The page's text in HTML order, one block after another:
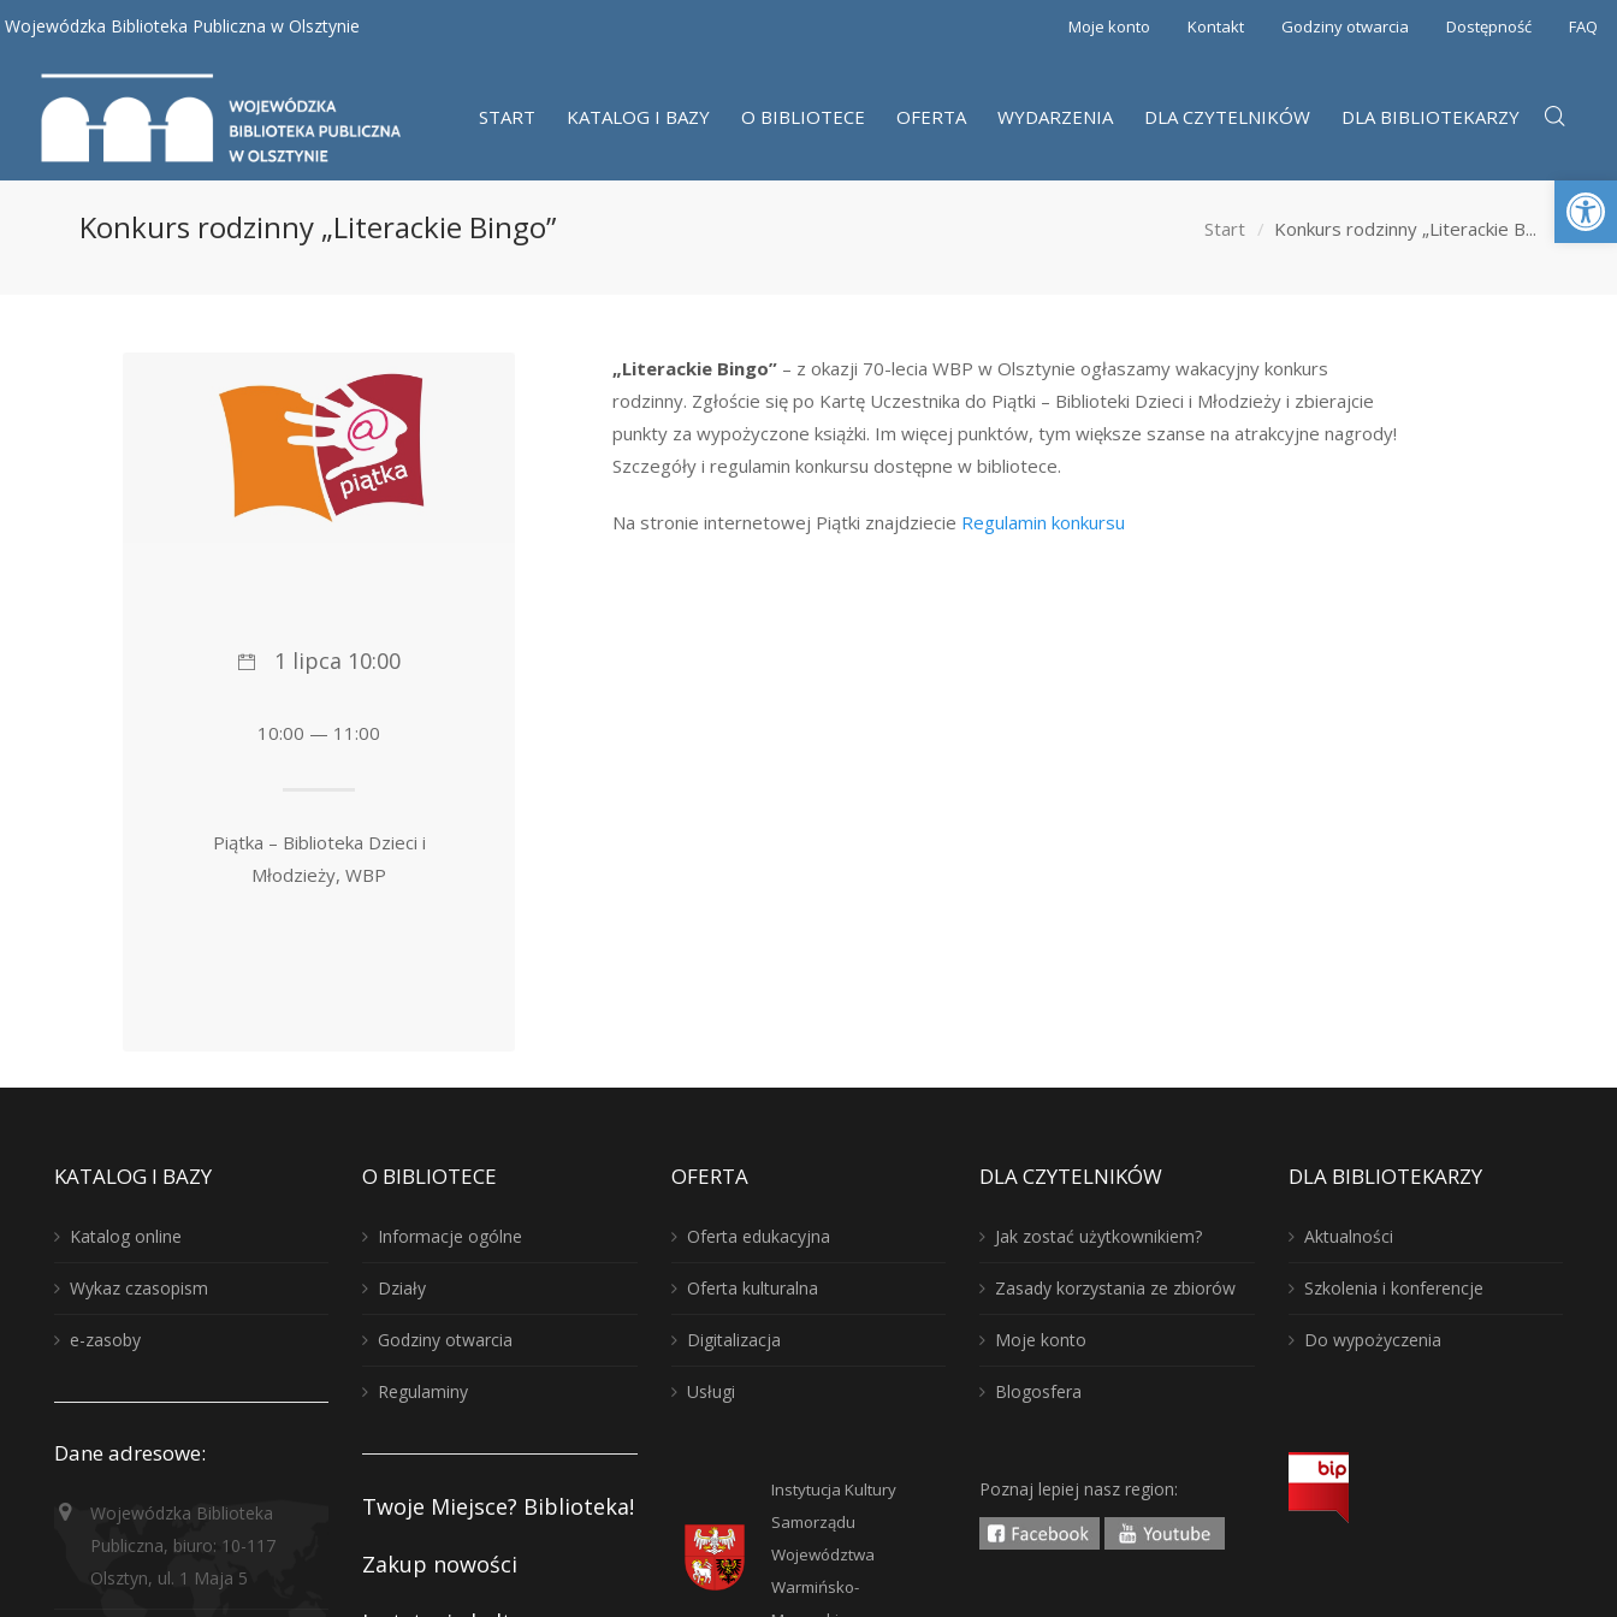
Wojewódzka Biblioteka Publiczna w Olsztynie Moje konto Kontakt Godziny otwarcia Dostępność FAQ
START KATALOG I BAZY O BIBLIOTECE OFERTA WYDARZENIA DLA CZYTELNIKÓW DLA BIBLIOTEKARZY
Konkurs rodzinny „Literackie Bingo” Start Konkurs rodzinny „Literackie B...
„Literackie Bingo” – z okazji 70-lecia WBP w Olsztynie ogłaszamy wakacyjny konkurs
rodzinny. Zgłoście się po Kartę Uczestnika do Piątki – Biblioteki Dzieci i Młodzieży i zbierajcie
punkty za wypożyczone książki. Im więcej punktów, tym większe szanse na atrakcyjne nagrody!
Szczegóły i regulamin konkursu dostępne w bibliotece.
Na stronie internetowej Piątki znajdziecie Regulamin konkursu
1 lipca 10:00
10:00 — 11:00
Piątka – Biblioteka Dzieci i
Młodzieży, WBP
KATALOG I BAZY
Katalog online
Wykaz czasopism
e-zasoby
Dane adresowe:
Wojewódzka Biblioteka
Publiczna, biuro: 10-117
Olsztyn, ul. 1 Maja 5
O BIBLIOTECE
Informacje ogólne
Działy
Godziny otwarcia
Regulaminy
Twoje Miejsce? Biblioteka!
Zakup nowości
OFERTA
Oferta edukacyjna
Oferta kulturalna
Digitalizacja
Usługi
Instytucja Kultury
Samorządu
Województwa
Warmińsko-
DLA CZYTELNIKÓW
Jak zostać użytkownikiem?
Zasady korzystania ze zbiorów
Moje konto
Blogosfera
Poznaj lepiej nasz region:
DLA BIBLIOTEKARZY
Aktualności
Szkolenia i konferencje
Do wypożyczenia